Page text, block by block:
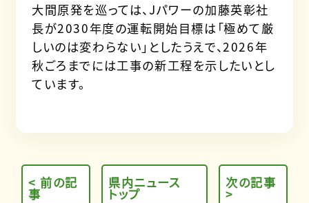
大間原発を巡っては、Jパワーの加藤英彰社
長が2030年度の運転開始目標は「極めて厳
しいのは変わらない」としたうえで、2026年
秋ごろまでには工事の新工程を示したいとし
ています。
< 前の記
事
県内ニュース
トップ
次の記事
>